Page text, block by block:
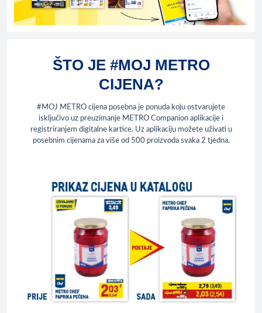
ŠTO JE #MOJ METRO
CIJENA?
#MOJ METRO cijena posebna je ponuda koju ostvarujete
isključivo uz preuzimanje METRO Companion aplikacije i
registriranjem digitalne kartice. Uz aplikaciju možete uživati u
posebnim cijenama za više od 500 proizvoda svaka 2 tjedna.